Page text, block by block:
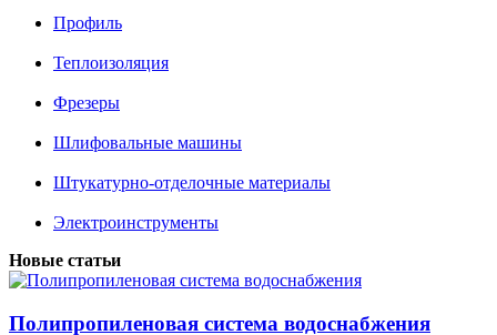
Профиль
Теплоизоляция
Фрезеры
Шлифовальные машины
Штукатурно-отделочные материалы
Электроинструменты
Новые статьи
Полипропиленовая система водоснабжения